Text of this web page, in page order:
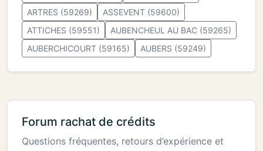
ARTRES (59269)
ASSEVENT (59600)
ATTICHES (59551)
AUBENCHEUL AU BAC (59265)
AUBERCHICOURT (59165)
AUBERS (59249)
Forum rachat de crédits
Questions fréquentes, retours d’expérience et